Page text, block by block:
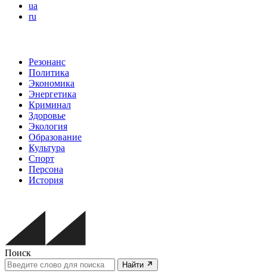
ua
ru
Резонанс
Политика
Экономика
Энергетика
Криминал
Здоровье
Экология
Образование
Культура
Спорт
Персона
История
Поиск
Найти